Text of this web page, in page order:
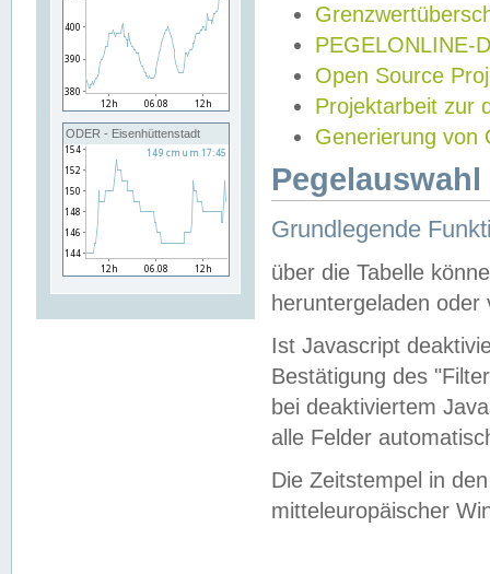
ODER - Eisenhüttenstadt
PEGELONLINE-
Open Source
Projektarbeit zur
Generierung von
Grundlegende
über die Tabelle
heruntergeladen oder
Ist Javascript
Bestätigung des
bei deaktiviertem
alle Felder
Die Zeitstempel in
mitteleuropäischer